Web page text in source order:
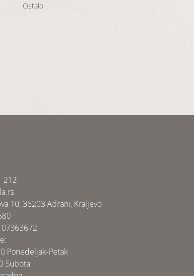
Ostalo
212
10, 36203 Adrani, Kraljevo
Ponedeljak-Petak
Subota